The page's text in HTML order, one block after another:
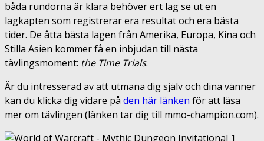
båda rundorna är klara behöver ert lag se ut en
lagkapten som registrerar era resultat och era bästa
tider. De åtta bästa lagen från Amerika, Europa, Kina och
Stilla Asien kommer få en inbjudan till nästa
tävlingsmoment: the Time Trials.
Är du intresserad av att utmana dig själv och dina vänner
kan du klicka dig vidare på den här länken för att läsa
mer om tävlingen (länken tar dig till mmo-champion.com).